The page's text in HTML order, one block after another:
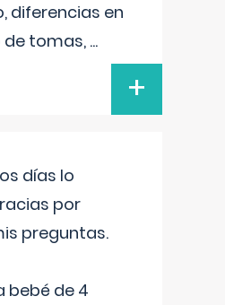
diferencias en
de tomas,...
+
días lo
por
preguntas.
bebé de 4